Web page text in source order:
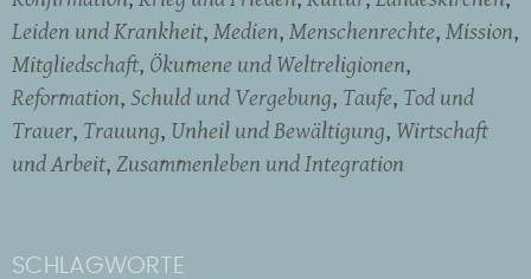
Leiden und Krankheit Medien Menschenrechte Mission
Mitgliedschaft Ökumene und Weltreligionen
Reformation Schuld und Vergebung Taufe Tod und
Trauer Trauung Unheil und Bewältigung Wirtschaft
und Arbeit Zusammenleben und Integration
SCHLAGWORTE